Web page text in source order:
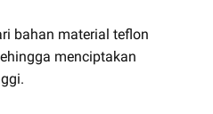
bahan material teflon
menciptakan